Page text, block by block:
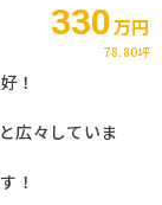
330万円
78.80坪
！
広々していま
！